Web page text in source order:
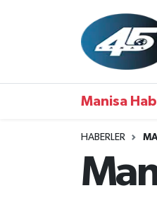
Manisa
HABERLER
MANİSA
Hava Durumu
Tüm Manşetler